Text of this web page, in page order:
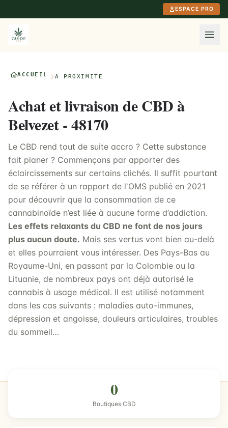
ESPACE PRO
ACCUEIL À PROXIMITÉ
Achat et livraison de CBD à
Belvezet - 48170
Le CBD rend tout de suite accro ? Cette substance
fait planer ? Commençons par apporter des
éclaircissements sur certains clichés. Il suffit pourtant
de se référer à un rapport de l'OMS publié en 2021
pour découvrir que la consommation de ce
cannabinoïde n’est liée à aucune forme d’addiction.
Les effets relaxants du CBD ne font de nos jours
plus aucun doute. Mais ses vertus vont bien au-delà
et elles pourraient vous intéresser. Des Pays-Bas au
Royaume-Uni, en passant par la Colombie ou la
Lituanie, de nombreux pays ont déjà autorisé le
cannabis à usage médical. Il est utilisé notamment
dans les cas suivants : maladies auto-immunes,
dépression et angoisse, douleurs articulaires, troubles
du sommeil…
0
Boutiques CBD